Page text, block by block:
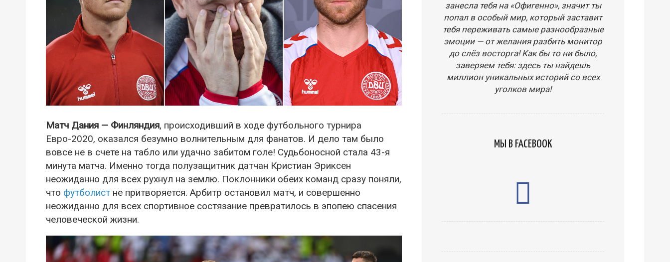
Матч Дания — Финляндия, происходивший в ходе футбольного турнира
Евро-2020, оказался безумно волнительным для фанатов. И дело там было
вовсе не в счете на табло или удачно забитом голе! Судьбоносной стала 43-я
минута матча. Именно тогда полузащитник датчан Кристиан Эриксен
неожиданно для всех рухнул на землю. Поклонники обеих команд сразу поняли,
что футболист не притворяется. Арбитр остановил матч, и совершенно
неожиданно для всех спортивное состязание превратилось в эпопею спасения
человеческой жизни.
занесла тебя на «Офигенно», значит ты
попал в особый мир, который заставит
тебя переживать самые разнообразные
эмоции — от желания разбить монитор
до слёз восторга! Как бы то ни было,
заверяем тебя: здесь ты найдешь
миллион уникальных историй со всех
уголков мира!
МЫ В FACEBOOK